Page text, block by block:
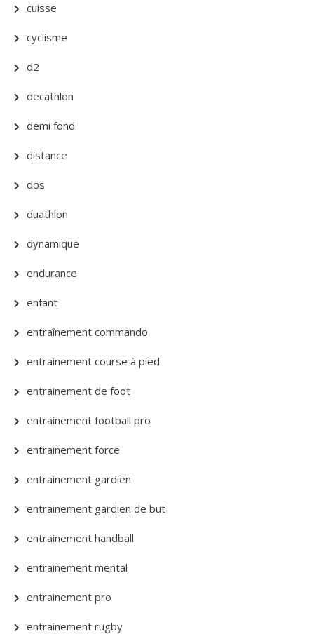
cuisse
cyclisme
d2
decathlon
demi fond
distance
dos
duathlon
dynamique
endurance
enfant
entraînement commando
entrainement course à pied
entrainement de foot
entrainement football pro
entrainement force
entrainement gardien
entrainement gardien de but
entrainement handball
entrainement mental
entrainement pro
entrainement rugby